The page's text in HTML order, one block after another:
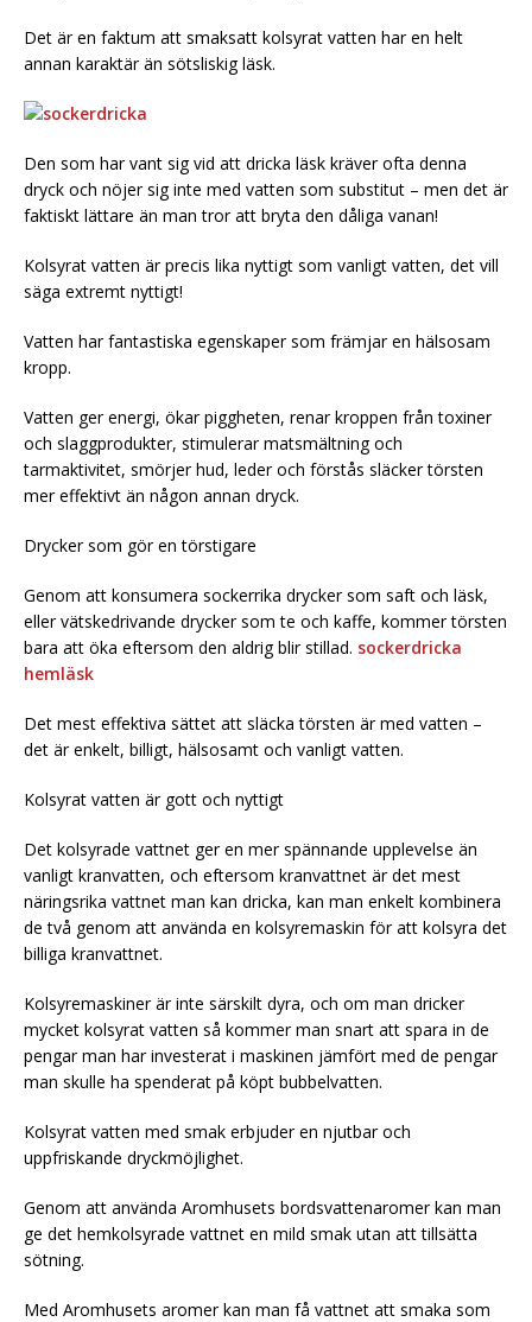
Det är en faktum att smaksatt kolsyrat vatten har en helt
annan karaktär än sötsliskig läsk.
Den som har vant sig vid att dricka läsk kräver ofta denna
dryck och nöjer sig inte med vatten som substitut – men det är
faktiskt lättare än man tror att bryta den dåliga vanan!
Kolsyrat vatten är precis lika nyttigt som vanligt vatten, det vill
säga extremt nyttigt!
Vatten har fantastiska egenskaper som främjar en hälsosam
kropp.
Vatten ger energi, ökar piggheten, renar kroppen från toxiner
och slaggprodukter, stimulerar matsmältning och
tarmaktivitet, smörjer hud, leder och förstås släcker törsten
mer effektivt än någon annan dryck.
Drycker som gör en törstigare
Genom att konsumera sockerrika drycker som saft och läsk,
eller vätskedrivande drycker som te och kaffe, kommer törsten
bara att öka eftersom den aldrig blir stillad. sockerdricka
hemläsk
Det mest effektiva sättet att släcka törsten är med vatten –
det är enkelt, billigt, hälsosamt och vanligt vatten.
Kolsyrat vatten är gott och nyttigt
Det kolsyrade vattnet ger en mer spännande upplevelse än
vanligt kranvatten, och eftersom kranvattnet är det mest
näringsrika vattnet man kan dricka, kan man enkelt kombinera
de två genom att använda en kolsyremaskin för att kolsyra det
billiga kranvattnet.
Kolsyremaskiner är inte särskilt dyra, och om man dricker
mycket kolsyrat vatten så kommer man snart att spara in de
pengar man har investerat i maskinen jämfört med de pengar
man skulle ha spenderat på köpt bubbelvatten.
Kolsyrat vatten med smak erbjuder en njutbar och
uppfriskande dryckmöjlighet.
Genom att använda Aromhusets bordsvattenaromer kan man
ge det hemkolsyrade vattnet en mild smak utan att tillsätta
sötning.
Med Aromhusets aromer kan man få vattnet att smaka som